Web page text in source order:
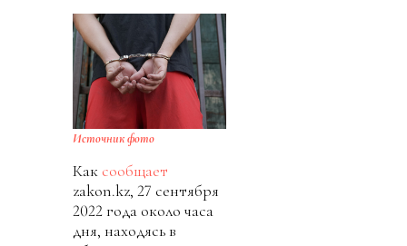
Источник фото
Как сообщает
zakon.kz, 27 сентября
2022 года около часа
дня, находясь в